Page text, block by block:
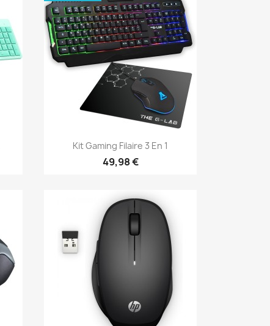
Aperçu rapide
Kit Gaming Filaire 3 En 1
49,98 €